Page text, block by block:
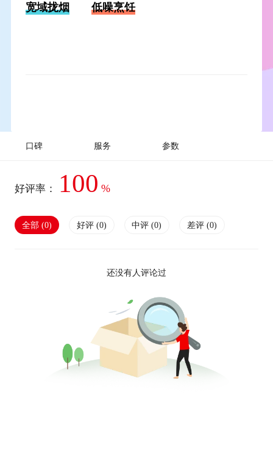
宽域拢烟 低噪烹饪
口碑 服务 参数
好评率： 100 %
全部 (0) 好评 (0) 中评 (0) 差评 (0)
还没有人评论过